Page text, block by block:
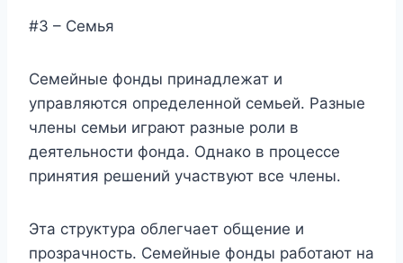
#3 – Семья
Семейные фонды принадлежат и
управляются определенной семьей. Разные
члены семьи играют разные роли в
деятельности фонда. Однако в процессе
принятия решений участвуют все члены.
Эта структура облегчает общение и
прозрачность. Семейные фонды работают на